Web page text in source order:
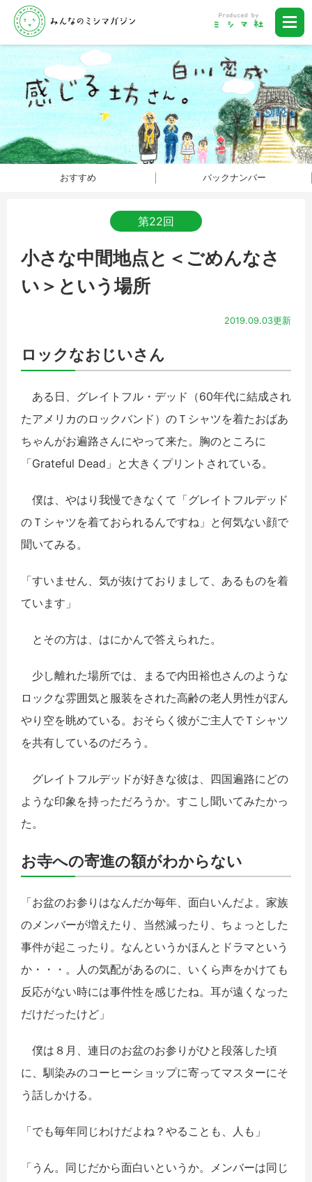
おすすめ バックナンバー
第22回
小さな中間地点と＜ごめんなさ
い＞という場所
2019.09.03更新
ロックなおじいさん
ある日、グレイトフル・デッド（60年代に結成され
たアメリカのロックバンド）のＴシャツを着たおばあ
ちゃんがお遍路さんにやって来た。胸のところに
「Grateful Dead」と大きくプリントされている。
僕は、やはり我慢できなくて「グレイトフルデッド
のＴシャツを着ておられるんですね」と何気ない顔で
聞いてみる。
「すいません、気が抜けておりまして、あるものを着
ています」
とその方は、はにかんで答えられた。
少し離れた場所では、まるで内田裕也さんのような
ロックな雰囲気と服装をされた高齢の老人男性がぼん
やり空を眺めている。おそらく彼がご主人でＴシャツ
を共有しているのだろう。
グレイトフルデッドが好きな彼は、四国遍路にどの
ような印象を持っただろうか。すこし聞いてみたかっ
た。
お寺への寄進の額がわからない
「お盆のお参りはなんだか毎年、面白いんだよ。家族
のメンバーが増えたり、当然減ったり、ちょっとした
事件が起こったり。なんというかほんとドラマという
か・・・。人の気配があるのに、いくら声をかけても
反応がない時には事件性を感じたね。耳が遠くなった
だけだったけど」
僕は８月、連日のお盆のお参りがひと段落した頃
に、馴染みのコーヒーショップに寄ってマスターにそ
う話しかける。
「でも毎年同じわけだよね？やることも、人も」
「うん。同じだから面白いというか。メンバーは同じ